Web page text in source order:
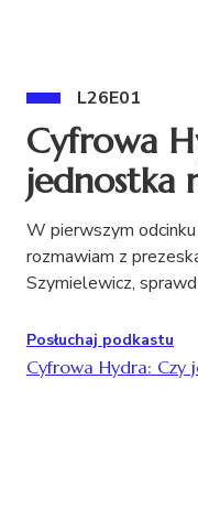
L26E01
Cyfrowa
jednostka
W pierwszym
rozmawiam z
Szymielewicz,
Posłuchaj podkastu
Cyfrowa Hydra: Czy